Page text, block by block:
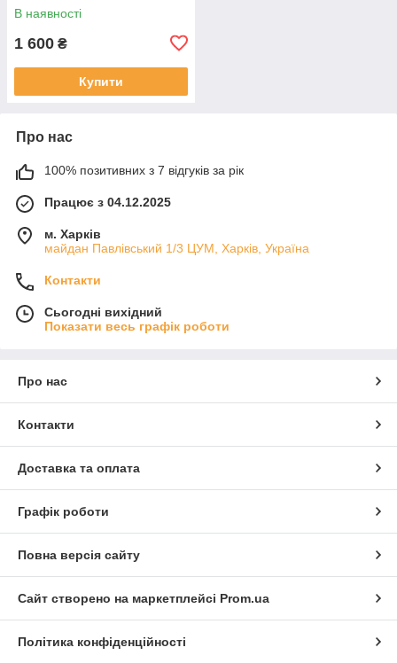
В наявності
1 600 ₴
Купити
Про нас
100% позитивних з 7 відгуків за рік
Працює з 04.12.2025
м. Харків
майдан Павлівський 1/3 ЦУМ, Харків, Україна
Контакти
Сьогодні вихідний
Показати весь графік роботи
Про нас
Контакти
Доставка та оплата
Графік роботи
Повна версія сайту
Сайт створено на маркетплейсі Prom.ua
Політика конфіденційності